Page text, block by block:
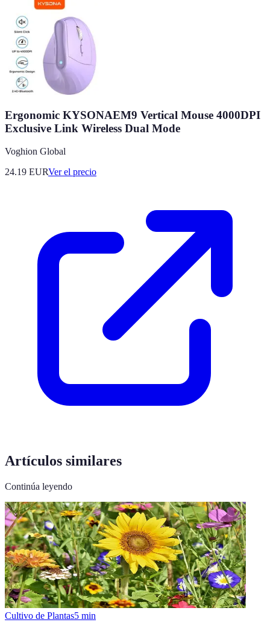
Ergonomic KYSONAEM9 Vertical Mouse 4000DPI
Exclusive Link Wireless Dual Mode
Voghion Global
24.19 EURVer el precio
Artículos similares
Continúa leyendo
Cultivo de Plantas5 min